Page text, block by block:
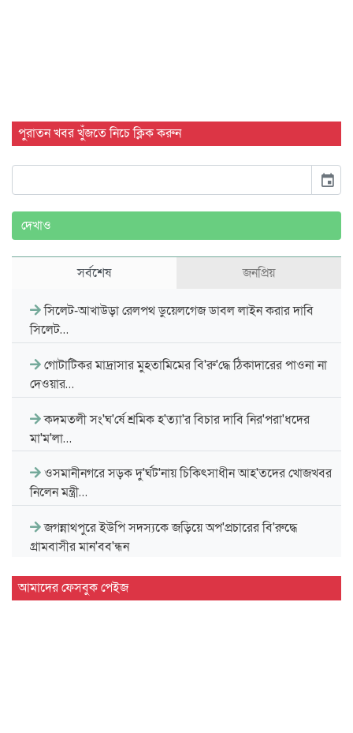
পুরাতন খবর খুঁজতে নিচে ক্লিক করুন
event
দেখাও
সর্বশেষ জনপ্রিয়
সিলেট-আখাউড়া রেলপথ ডুয়েলগেজ ডাবল লাইন করার দাবি
সিলেট…
গোটাটিকর মাদ্রাসার মুহতামিমের বি'রু'দ্ধে ঠিকাদারের পাওনা না
দেওয়ার…
কদমতলী সং'ঘ'র্ষে শ্রমিক হ'ত্যা'র বিচার দাবি নির'পরা'ধদের
মা'ম'লা…
ওসমানীনগরে সড়ক দু'র্ঘট'নায় চিকিৎসাধীন আহ'তদের খোজখবর
নিলেন মন্ত্রী…
জগন্নাথপুরে ইউপি সদস্যকে জড়িয়ে অপ'প্রচারের বি'রুদ্ধে
গ্রামবাসীর মান'বব'ন্ধন
সিলেট বিভাগীয় সরকারি গণগ্রন্থাগারের জুলাই গণঅভ্যুত্থান দিবস
পালন…
আমাদের ফেসবুক পেইজ